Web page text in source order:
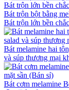
Bát trộn bột bằng
Bát trộn lớn bền
Bát melamine hai
và súp thương mại
Bát cơm melamine